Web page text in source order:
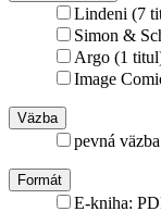
Lindeni (7
Simon &
Argo (1
Image
Väzba
pevná
Formát
E-kniha: